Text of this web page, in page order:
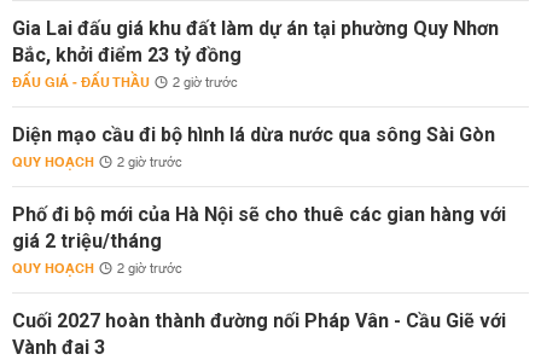
Gia Lai đấu giá khu đất làm dự án tại phường Quy Nhơn
Bắc, khởi điểm 23 tỷ đồng
ĐẤU GIÁ - ĐẤU THẦU 2 giờ trước
Diện mạo cầu đi bộ hình lá dừa nước qua sông Sài Gòn
QUY HOẠCH 2 giờ trước
Phố đi bộ mới của Hà Nội sẽ cho thuê các gian hàng với
giá 2 triệu/tháng
QUY HOẠCH 2 giờ trước
Cuối 2027 hoàn thành đường nối Pháp Vân - Cầu Giẽ với
Vành đai 3